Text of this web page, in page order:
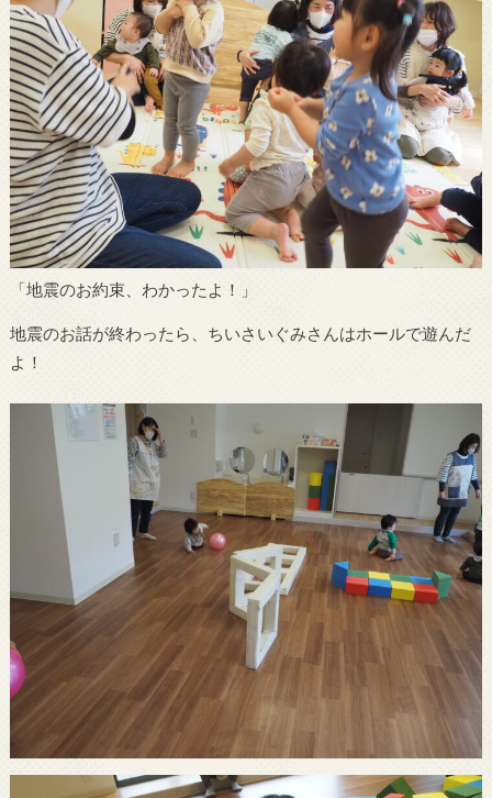
「地震のお約束、わかったよ！」
地震のお話が終わったら、ちいさいぐみさんはホールで遊んだ
よ！